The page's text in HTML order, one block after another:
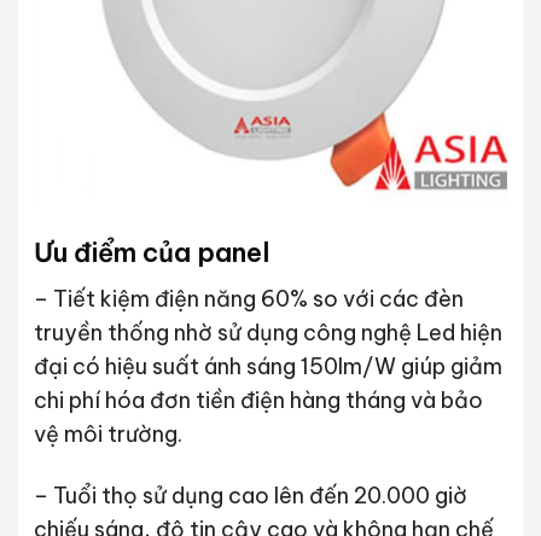
Ưu điểm của panel
– Tiết kiệm điện năng 60% so với các đèn
truyền thống nhờ sử dụng công nghệ Led hiện
đại có hiệu suất ánh sáng 150lm/W giúp giảm
chi phí hóa đơn tiền điện hàng tháng và bảo
vệ môi trường.
– Tuổi thọ sử dụng cao lên đến 20.000 giờ
chiếu sáng, độ tin cậy cao và không hạn chế